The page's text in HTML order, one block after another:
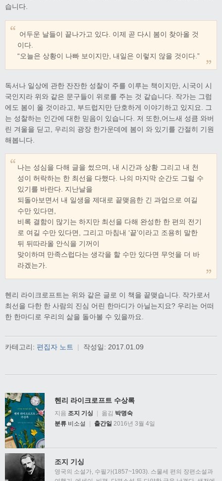
습니다.
어두운 날들이 끝나가고 있다. 이제 곧 다시 봄이 찾아올 것
이다.
“오늘은 상황이 나빠 보이지만, 내일은 이렇지 않을 것이다.”
독서나 일상에 관한 잔잔한 성찰이 주를 이루는 책이지만, 시국이 시
국인지라 위와 같은 문구들이 위로를 주는 것 같습니다. 작가는 그럼
에도 봄이 올 것이라고, 부드럽지만 단호하게 이야기하고 있지요. 그
는 성찰하는 인간에 대한 믿음이 있습니다. 저 또한,어느새 성큼 와버
린 겨울을 딛고, 우리의 광장 한가운데에 봄이 와 있기를 간절히 기원
해봅니다.
나는 성심을 다해 글을 썼으며, 내 시간과 상황 그리고 내 천
성이 허락하는 한 최선을 다했다. 나의 마지막 순간도 그럴 수
있기를 바란다. 지난날을
되돌아보면서 내 일생을 제대로 끝맺음한 긴 과업으로 여길
수만 있다면,
비록 결함이 많기는 하지만 최선을 다해 완성한 한 편의 전기
로 여길 수만 있다면, 그리고 마침내 ‘끝’이라고 조용히 말한
뒤 뒤따라올 안식을 기꺼이
맞이하며 만족스럽다는 생각을 할 수만 있다면 무엇을 더 바
라겠는가.
헨리 라이크로프트는 위와 같은 글로 이 책을 끝맺습니다. 작가로서
최선을 다한 한 사람의 진심 어린 한마디가 아닐는지요? 우리는 어떠
한 한마디로 우리의 삶을 돌아볼 수 있을까요.
카테고리: 편집자 노트 | 작성일: 2017.01.09
헨리 라이크로프트 수상록
지음 조지 기싱 옮김 박명숙
분류 비소설 출간일 2016년 3월 4일
조지 기싱
영국의 소설가, 수필가(1857~1903). 스물세 편의 장편소설과